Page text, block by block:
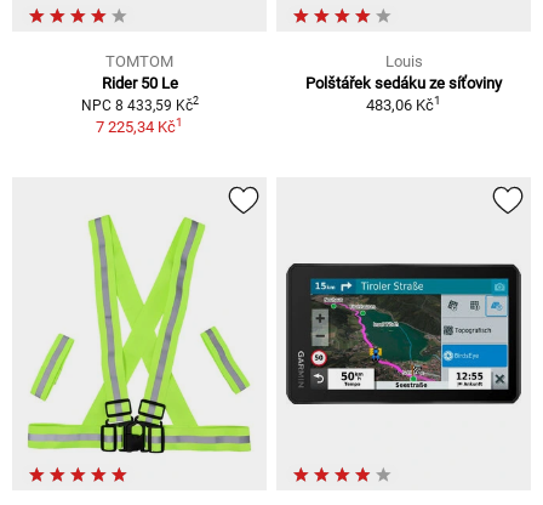
TOMTOM
Rider 50 Le
NPC 8 433,59 Kč2
7 225,34 Kč1
Louis
Polštářek sedáku ze síťoviny
483,06 Kč1